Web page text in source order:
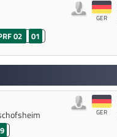
02 01
GER
GER